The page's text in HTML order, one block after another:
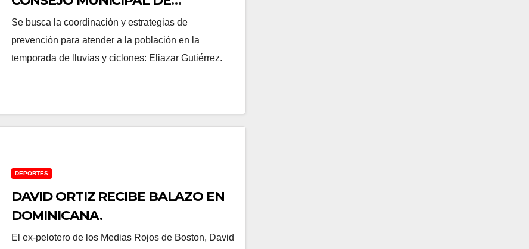
PROTECCIÓN CIVIL EN NAVOLATO.
Se busca la coordinación y estrategias de
prevención para atender a la población en la
temporada de lluvias y ciclones: Eliazar Gutiérrez.
DEPORTES
DAVID ORTIZ RECIBE BALAZO EN
DOMINICANA.
El ex-pelotero de los Medias Rojos de Boston, David